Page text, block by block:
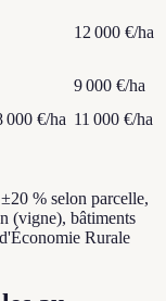
12 000 €/ha
9 000 €/ha
000 €/ha 11 000 €/ha
% selon parcelle,
(vigne), bâtiments
Rurale